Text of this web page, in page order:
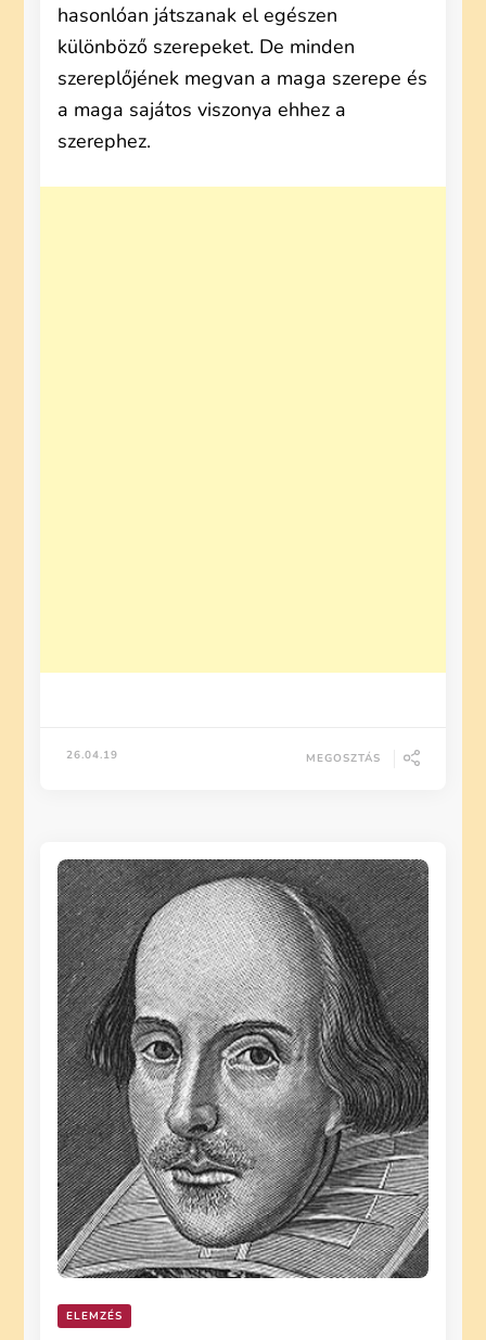
hasonlóan játszanak el egészen
különböző szerepeket. De minden
szereplőjének megvan a maga szerepe és
a maga sajátos viszonya ehhez a
szerephez.
26.04.19 MEGOSZTÁS
ELEMZÉS